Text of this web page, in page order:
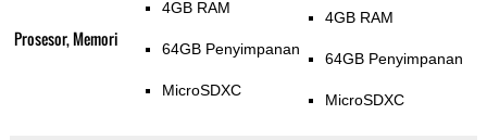
Prosesor, Memori
4GB RAM
64GB Penyimpanan
MicroSDXC
4GB RAM
64GB Penyimpanan
MicroSDXC